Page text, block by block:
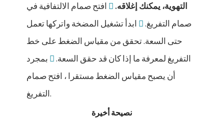
التهوية، يمكنك إغلاقه.
افتح صمام الالتفافية في
صمام التفريغ.
ابدأ تشغيل المضخة واتركها تعمل
حتى السعة. تحقق من مقياس الضغط على خط
التفريغ لمعرفة ما إذا كان قد حقق السعة.
بمجرد
أن يصبح مقياس الضغط مستقرا ، افتح صمام
التفريغ.
نصيحة أخيرة